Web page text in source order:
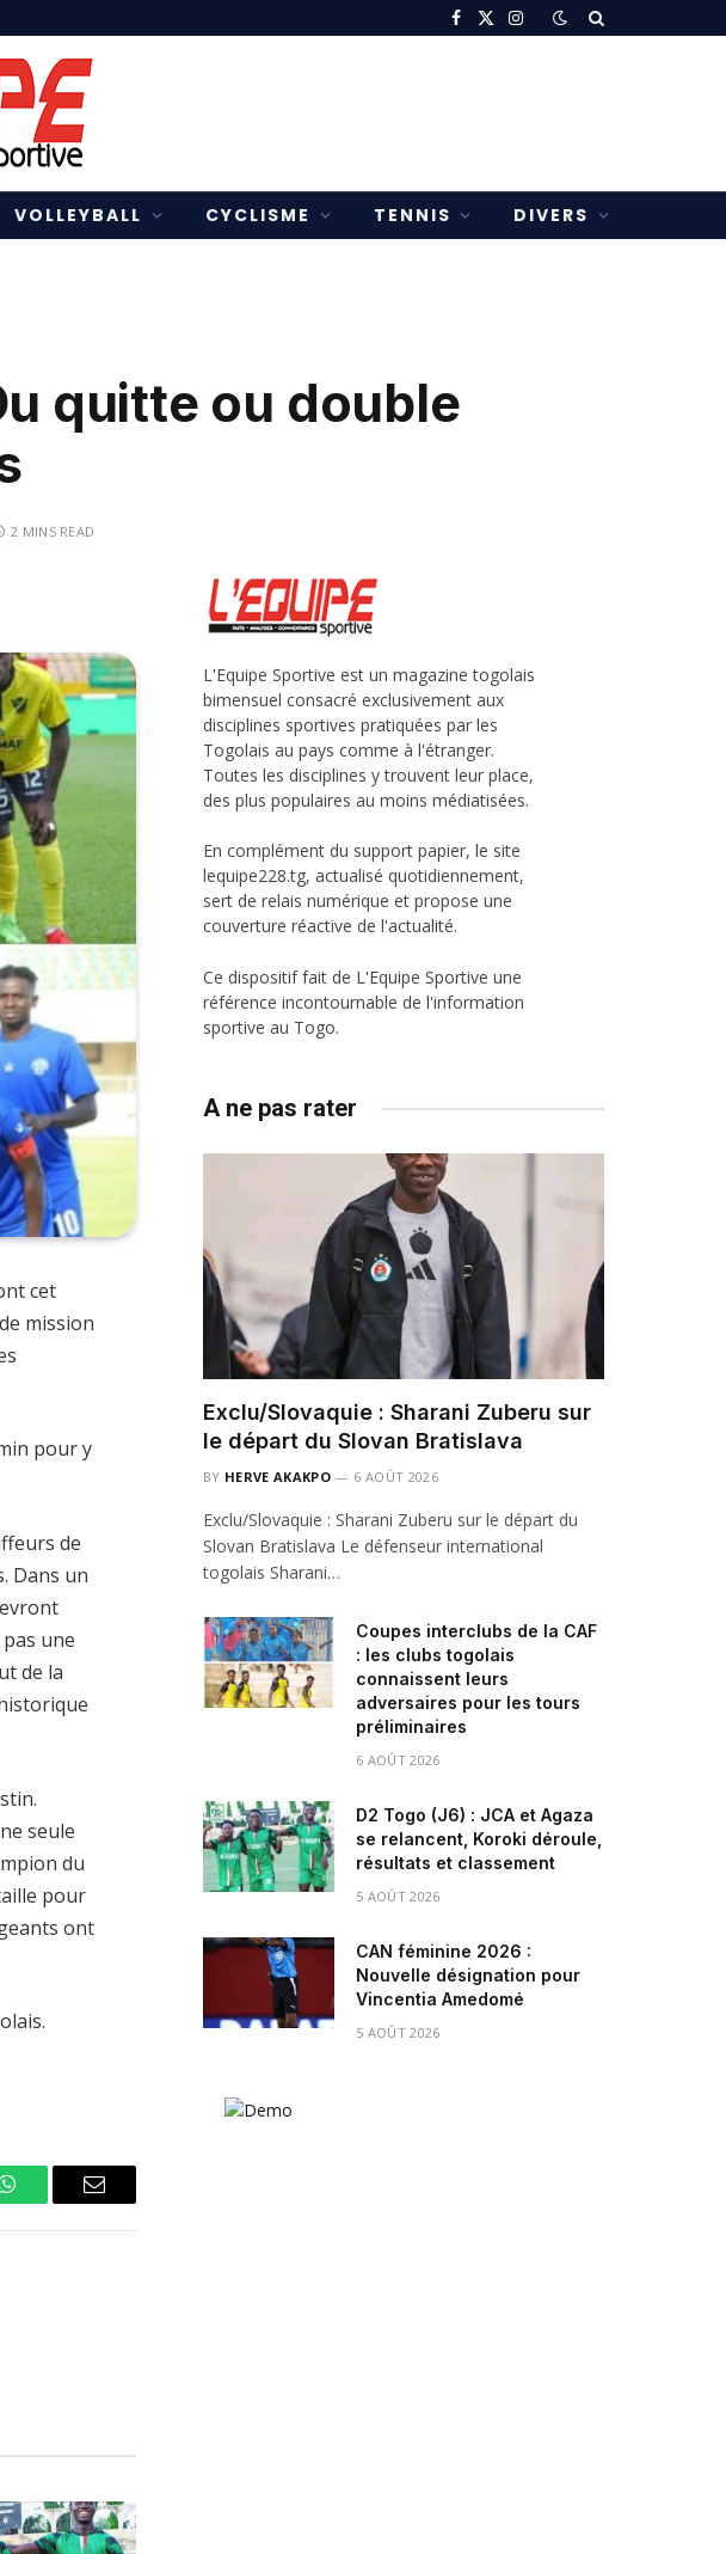
Facebook
X
Instagram
VOLLEYBALL CYCLISME TENNIS DIVERS
quitte ou double
2 MINS READ
cet
mission
pour y
de
Dans un
une
de la
seule
du
pour
ont
WhatsAppEmail
L'Equipe Sportive est un magazine togolais
bimensuel consacré exclusivement aux
disciplines sportives pratiquées par les
Togolais au pays comme à l'étranger.
Toutes les disciplines y trouvent leur place,
des plus populaires au moins médiatisées.
En complément du support papier, le site
lequipe228.tg, actualisé quotidiennement,
sert de relais numérique et propose une
couverture réactive de l'actualité.
Ce dispositif fait de L'Equipe Sportive une
référence incontournable de l'information
sportive au Togo.
A ne pas rater
Exclu/Slovaquie : Sharani Zuberu sur
le départ du Slovan Bratislava
BY HERVE AKAKPO 6 AOÛT 2026
Exclu/Slovaquie : Sharani Zuberu sur le départ du
Slovan Bratislava Le défenseur international
togolais Sharani…
Coupes interclubs de la CAF
: les clubs togolais
connaissent leurs
adversaires pour les tours
préliminaires
6 AOÛT 2026
D2 Togo (J6) : JCA et Agaza
se relancent, Koroki déroule,
résultats et classement
5 AOÛT 2026
CAN féminine 2026 :
Nouvelle désignation pour
Vincentia Amedomé
5 AOÛT 2026